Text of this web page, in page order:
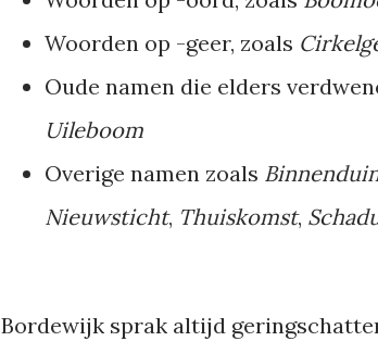
Woorden op -geer, zoals
Oude namen die elders
Uileboom
Overige namen zoals
Nieuwsticht, Thuiskomst,
Bordewijk sprak altijd